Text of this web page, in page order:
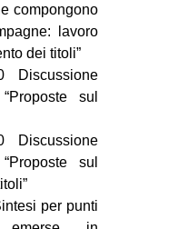
compongono
lavoro
dei titoli”
Discussione
sul
Discussione
sul
per punti